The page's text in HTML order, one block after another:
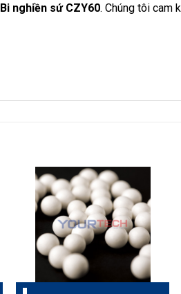
Bi nghiền sứ CZY60. Chúng tôi cam